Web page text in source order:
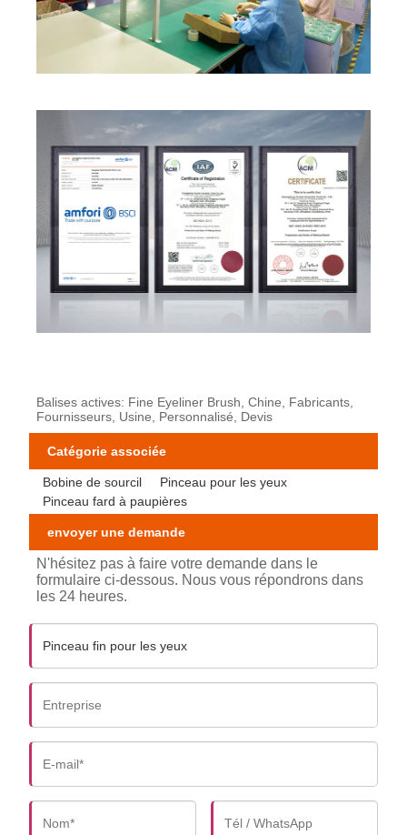
Balises actives: Fine Eyeliner Brush, Chine, Fabricants,
Fournisseurs, Usine, Personnalisé, Devis
Catégorie associée
Bobine de sourcil
Pinceau pour les yeux
Pinceau fard à paupières
envoyer une demande
N'hésitez pas à faire votre demande dans le
formulaire ci-dessous. Nous vous répondrons dans
les 24 heures.